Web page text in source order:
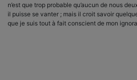
n’est que trop probable qu’aucun de nous
il puisse se vanter ; mais il croit savoir
que je suis tout à fait conscient de mon